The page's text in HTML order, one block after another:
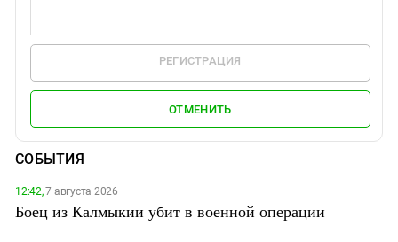
РЕГИСТРАЦИЯ
ОТМЕНИТЬ
СОБЫТИЯ
12:42,7 августа 2026
Боец из Калмыкии убит в военной операции